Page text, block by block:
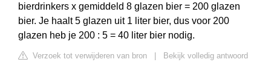
bierdrinkers x gemiddeld 8 glazen bier = 200 glazen
bier. Je haalt 5 glazen uit 1 liter bier, dus voor 200
glazen heb je 200 : 5 = 40 liter bier nodig.
Verzoek tot verwijderen van bron
Bekijk volledig antwoord